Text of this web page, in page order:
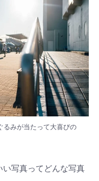
るみが当たって大喜びの
写真ってどんな写真